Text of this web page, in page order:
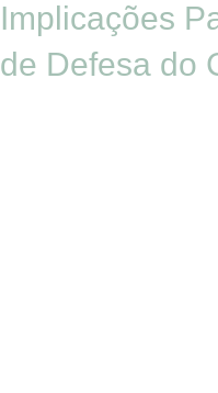
Implicações
de Defesa do